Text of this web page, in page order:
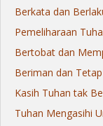
Berkata dan
Pemeliharaan
Bertobat dan
Beriman dan
Kasih Tuhan tak
Tuhan Mengasihi